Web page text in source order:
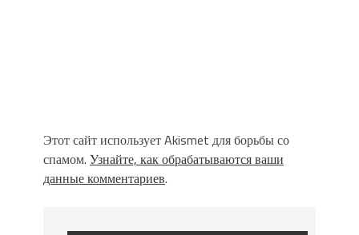
Этот сайт использует Akismet для борьбы со
спамом. Узнайте, как обрабатываются ваши
данные комментариев.